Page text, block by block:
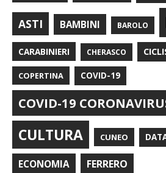
ASTI BAMBINI BAROLO
CARABINIERI CHERASCO
COPERTINA COVID-19
COVID-19
CULTURA CUNEO
ECONOMIA FERRERO